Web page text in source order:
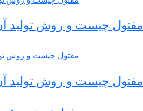
مفتول چیست و روش تولید
مفتول چیست و روش تولید